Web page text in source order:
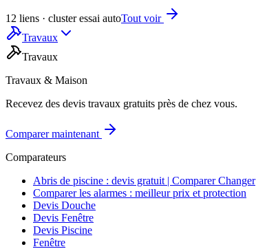
12 liens · cluster essai autoTout voir
Travaux
Travaux
Travaux & Maison
Recevez des devis travaux gratuits près de chez vous.
Comparer maintenant
Comparateurs
Abris de piscine : devis gratuit | Comparer Changer
Comparer les alarmes : meilleur prix et protection
Devis Douche
Devis Fenêtre
Devis Piscine
Fenêtre